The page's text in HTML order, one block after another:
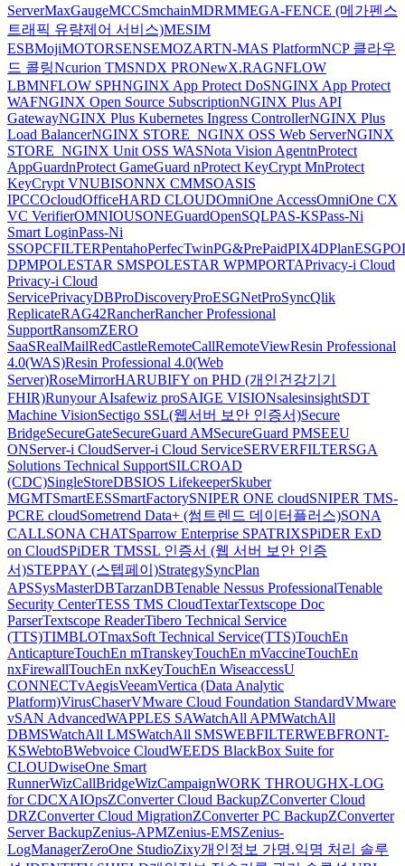
ServerMaxGaugeMCCSmchainMDRMMEGA-FENCE (메가펜스
트래픽 유량제어 서비스)MESIM
ESBMojiMOTORSENSEMOZARTN-MAS PlatformNCP 클라우
드 콜링Ncurion TMSNDX PRONewX.RAGNFLOW
LBMNFLOW SPHNGINX App Protect DoSNGINX App Protect
WAFNGINX Open Source SubscriptionNGINX Plus API
GatewayNGINX Plus Kubernetes Ingress ControllerNGINX Plus
Load BalancerNGINX STORE_NGINX OSS Web ServerNGINX
STORE_NGINX Unit OSS WASNota Vision AgentnProtect
AppGuardnProtect GameGuard nProtect KeyCrypt MnProtect
KeyCrypt VNUBISONNX CMMSOASIS
IPCCOcloudOfficeHARD CLOUDOmniOne AccessOmniOne CX
VC VerifierOMNIOUSONEGuardOpenSQLPAS-KSPass-Ni
Smart LoginPass-Ni
SSOPCFILTERPentahoPerfecTwinPG&PrePaidPIX4DPlanESG
DPMPOLESTAR SMSPOLESTAR WPMPORTAPrivacy-i Cloud
Privacy-i Cloud
ServicePrivacyDBProDiscoveryProESGNetProSyncQlik
ReplicateRAG42RancherRancher Professional
SupportRansomZERO
SaaSRealMailRedCastleRemoteCallRemoteViewResin Professional
4.0(WAS)Resin Professional 4.0(Web
Server)RoseMirrorHARUBIFY on PHD (개인건강기기
FHIR)Runyour AIsafewiz proSAIGE VISIONsalesinsightSDT
Machine VisionSectigo SSL(웹서버 보안 인증서)Secure
BridgeSecureGateSecureGuard AMSecureGuard PMSEEU
ONServer-i CloudServer-i Cloud ServiceSERVERFILTERSGA
Solutions Technical SupportSILCROAD
(CDC)SingleStoreDBSIOS LifekeeperSkuber
MGMTSmartEESSmartFactorySNIPER ONE cloudSNIPER TMS-
PCRE cloudSometrend Data+ (썸트렌드 데이터플러스)SONA
CALLSONA CHATSparrow Enterprise SPATRIXSPiDER ExD
on CloudSPiDER TMSSL 인증서 (웹 서버 보안 인증
서)STEPPAY (스텝페이)StrategySyncPlan
APSSysMasterDBTarzanDBTenable Nessus ProfessionalTenable
Security CenterTESS TMS CloudTextarTextscope Doc
ParserTextscope ReaderTibero Technical Service
(TTS)TIMBLOTmaxSoft Technical Service(TTS)TouchEn
AnticaptureTouchEn mTranskeyTouchEn mVaccineTouchEn
nxFirewallTouchEn nxKeyTouchEn WiseaccessU
CONNECTvAegisVeeamVertica (Data Analytic
Platform)VirusChaserVMware Cloud Foundation StandardVMware
vSAN AdvancedWAPPLES SAWatchAll APMWatchAll
DBMSWatchAll LMSWatchAll SMSWEBFILTERWEBFRONT-
KSWebtoBWebvoice CloudWEEDS BlackBox Suite for
CLOUDwiseOne Smart
RunnerWizCallBridgeWizCampaignWORK THROUGHX-LOG
for CDCXAIOpsZConverter Cloud BackupZConverter Cloud
DRZConverter Cloud MigrationZConverter PC BackupZConverter
Server BackupZenius-APMZenius-EMSZenius-
LogManagerZeroOne StudioZixy개인정보 가명.익명 처리 솔루